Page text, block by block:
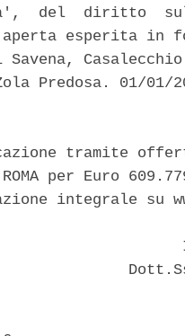
del  diritto
aperta esperita in
Savena,
Predosa. 01/
tramite
per Euro
integrale su